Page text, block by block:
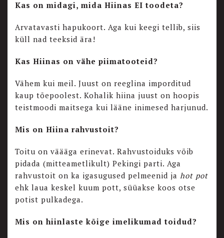
Kas on midagi, mida Hiinas EI toodeta?
Arvatavasti hapukoort. Aga kui keegi tellib, siis
küll nad teeksid ära!
Kas Hiinas on vähe piimatooteid?
Vähem kui meil. Juust on reeglina imporditud
kaup tõepoolest. Kohalik hiina juust on hoopis
teistmoodi maitsega kui lääne inimesed harjunud.
Mis on Hiina rahvustoit?
Toitu on väääga erinevat. Rahvustoiduks võib
pidada (mitteametlikult) Pekingi parti. Aga
rahvustoit on ka igasugused pelmeenid ja hot pot
ehk laua keskel kuum pott, süüakse koos otse
potist pulkadega.
Mis on hiinlaste kõige imelikumad toidud?